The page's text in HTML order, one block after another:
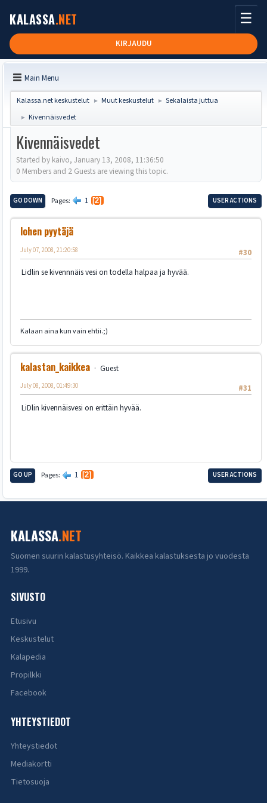
KALASSA.NET
KIRJAUDU
☰
Main Menu
Kalassa.net keskustelut ► Muut keskustelut ► Sekalaista juttua
► Kivennäisvedet
Kivennäisvedet
Started by kaivo, January 13, 2008, 11:36:50
0 Members and 2 Guests are viewing this topic.
GO DOWN Pages 1 2 USER ACTIONS
lohen pyytäjä
#30
July 07, 2008, 21:20:58
Lidlin se kivennnäis vesi on todella halpaa ja hyvää.
Kalaan aina kun vain ehtii.;)
kalastan_kaikkea
Guest
#31
July 08, 2008, 01:49:30
LiDlin kivennäisvesi on erittäin hyvää.
GO UP Pages 1 2 USER ACTIONS
KALASSA.NET
Suomen suurin kalastusyhteisö. Kaikkea kalastuksesta jo vuodesta
1999.
SIVUSTO
Etusivu
Keskustelut
Kalapedia
Propilkki
Facebook
YHTEYSTIEDOT
Yhteystiedot
Mediakortti
Tietosuoja